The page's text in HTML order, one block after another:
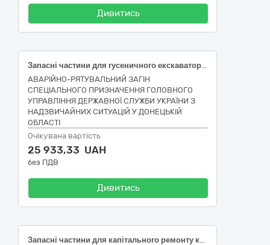
Дивитись
Запасні частини для гусеничного екскаватора KOMATSU PC210LC, згідно коду CPV за ДК 021:2015 код 34320000-6 Механічні запасні частини, крім двигунів і частин двигунів
АВАРІЙНО-РЯТУВАЛЬНИЙ ЗАГІН
СПЕЦІАЛЬНОГО ПРИЗНАЧЕННЯ ГОЛОВНОГО
УПРАВЛІННЯ ДЕРЖАВНОЇ СЛУЖБИ УКРАЇНИ З
НАДЗВИЧАЙНИХ СИТУАЦІЙ У ДОНЕЦЬКІЙ
ОБЛАСТІ
Очікувана вартість
25 933,33 UAH
без ПДВ
Дивитись
Запасні частини для капітального ремонту коробки передач колісного трактора CLAAS AXION 820, код ДК 021:2015: 34320000-6 Механічні запасні частини, крім двигунів і частин двигунів